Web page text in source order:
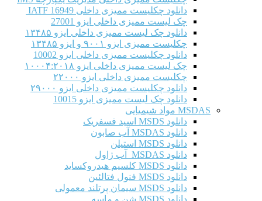
دانلود چکلیست ممیزی داخلی IATF 16949
چک لیست ممیزی داخلی ایزو 27001
دانلود چک لیست ممیزی داخلی ایزو ۱۳۴۸۵
چکلیست ممیزی ایزو ۹۰۰۱ و ایزو ۱۳۴۸۵
دانلود چکلیست ممیزی داخلی ایزو 10002
چک لیست ممیزی داخلی ایزو ۱۰۰۰۴:۲۰۱۸
چکلیست ممیزی داخلی ایزو ۲۲۰۰۰
دانلود چکلیست ممیزی داخلی ایزو ۲۹۰۰۰
دانلود چک لیست ممیزی ایزو 10015
MSDAS مواد شیمیایی
دانلود MSDS اسید فسفریک
دانلود MSDAS آب صابون
دانلود MSDS استیلن
دانلود MSDAS آب ژاول
دانلود MSDS کلسیم هیدروکساید
دانلود MSDS فنول فتالئین
دانلود MSDS سیمان پرتلند معمولی
دانلود MSDS شن و ماسه